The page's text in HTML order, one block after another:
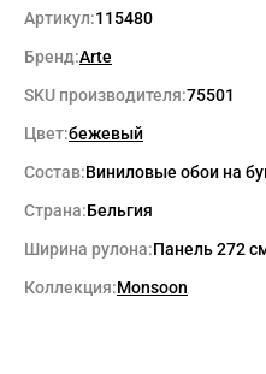
Артикул:115480
Бренд:Arte
SKU производителя:75501
Цвет:бежевый
Состав:Виниловые обои на
Страна:Бельгия
Ширина рулона:Панель 272
Коллекция:Monsoon